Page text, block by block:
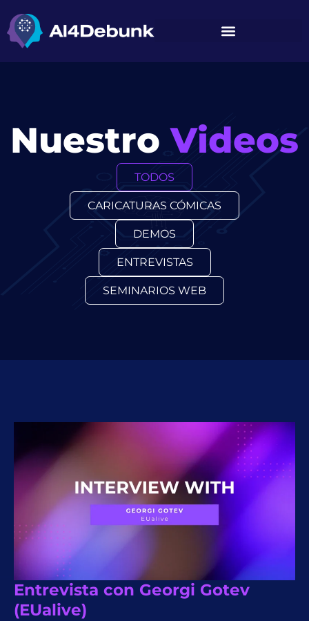
NuestroVideos
CARICATURAS CÓMICAS
DEMOS
ENTREVISTAS
SEMINARIOS WEB
TODOS
Entrevista con Georgi Gotev
(EUalive)